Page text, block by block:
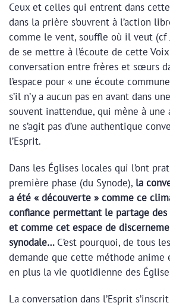
Ceux et celles qui entrent dans
dans la prière s’ouvrent à l’action
comme le vent, souffle où il veut (cf
de se mettre à l’écoute de cette
conversation entre frères et sœurs
l’espace pour « une écoute
s’il n’y a aucun pas en avant dans
souvent inattendue, qui mène à
ne s’agit pas d’une authentique
l’Esprit.
Dans les Églises locales qui l’ont
première phase (du Synode), la
a été « découverte » comme ce
confiance permettant le partage
et comme cet espace de
synodale… C’est pourquoi, de tous
demande que cette méthode anime
en plus la vie quotidienne des
La conversation dans l’Esprit